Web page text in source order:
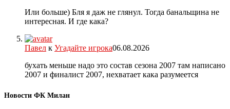
Или больше) Бля я даж не глянул. Тогда банальщина не
интересная. И где кака?
Павел к Угадайте игрока06.08.2026
бухать меньше надо это состав сезона 2007 там написано
2007 и финалист 2007, нехватает кака разумеется
Новости ФК Милан